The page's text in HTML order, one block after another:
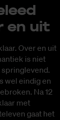
en uit
Over en uit
is niet
wel eindig en
Na 12
met
gaat het